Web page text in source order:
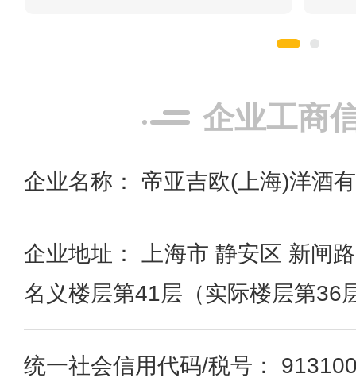
企业工商
企业名称： 帝亚吉欧(上海)洋酒
企业地址： 上海市 静安区 新闸
名义楼层第41层（实际楼层第36
统一社会信用代码/税号：